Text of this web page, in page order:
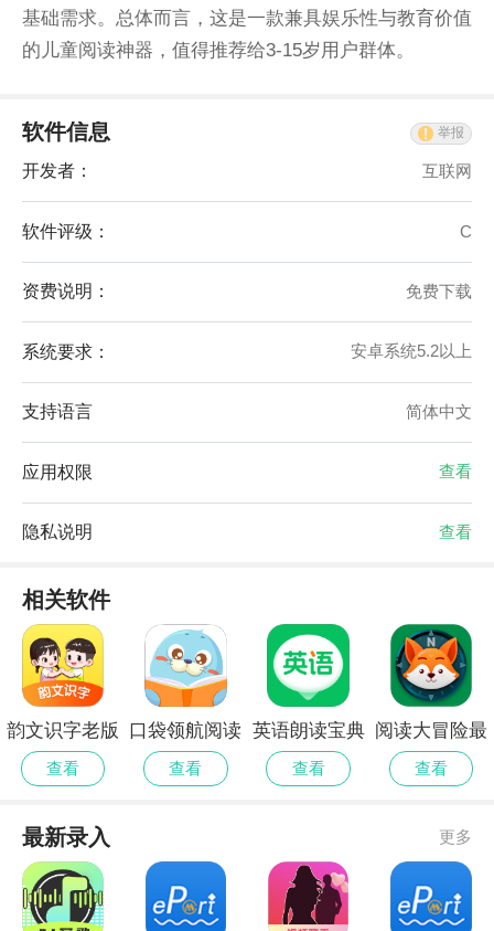
基础需求。总体而言，这是一款兼具娱乐性与教育价值
的儿童阅读神器，值得推荐给3-15岁用户群体。
软件信息 举报
开发者： 互联网
软件评级： C
资费说明： 免费下载
系统要求： 安卓系统5.2以上
支持语言 简体中文
应用权限 查看
隐私说明 查看
相关软件
韵文识字老版
本
查看
口袋领航阅读
全新版本
查看
英语朗读宝典
2026最新版
查看
阅读大冒险最
新官方
查看
最新录入 更多